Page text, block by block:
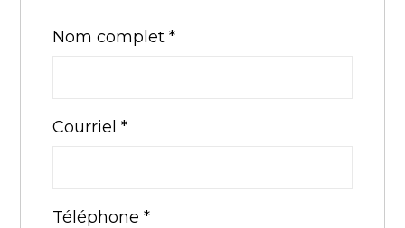
Nom complet*
Courriel*
Téléphone*